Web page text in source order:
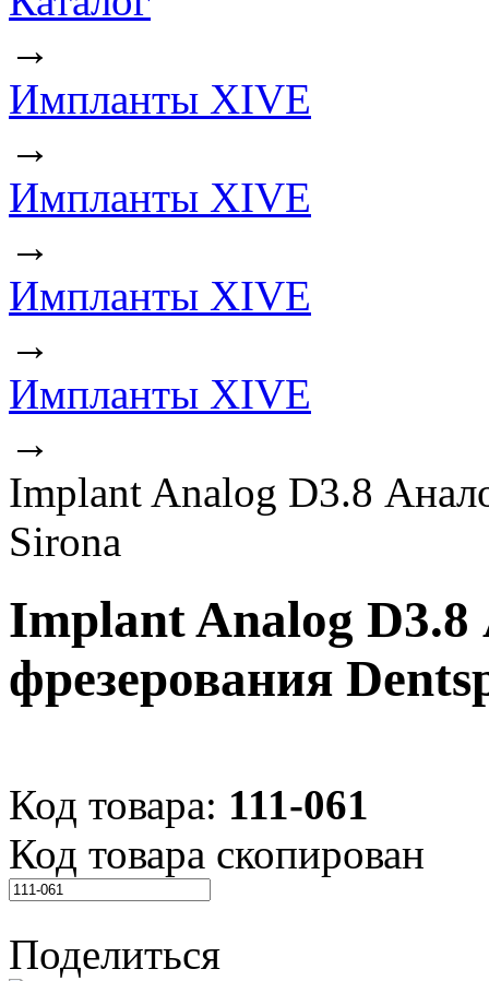
→
Импланты XIVE
→
Импланты XIVE
→
Импланты XIVE
→
Импланты XIVE
→
Implant Analog D3.8
Sirona
Implant Analog D3.8
фрезерования
Код товара: 111-061
Код товара скопирован
Поделиться